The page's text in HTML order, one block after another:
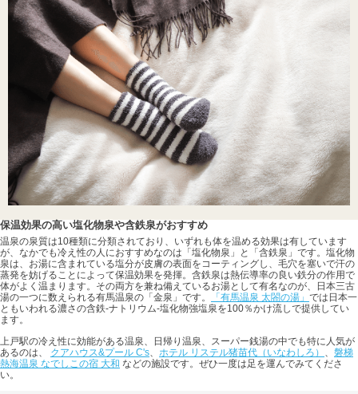
保温効果の高い塩化物泉や含鉄泉がおすすめ
温泉の泉質は10種類に分類されており、いずれも体を温める効果は有しています
が、なかでも冷え性の人におすすめなのは「塩化物泉」と「含鉄泉」です。塩化物
泉は、お湯に含まれている塩分が皮膚の表面をコーティングし、毛穴を塞いで汗の
蒸発を妨げることによって保温効果を発揮。含鉄泉は熱伝導率の良い鉄分の作用で
体がよく温まります。その両方を兼ね備えているお湯として有名なのが、日本三古
湯の一つに数えられる有馬温泉の「金泉」です。
「有馬温泉 太閤の湯」 では日本一
ともいわれる濃さの含鉄-ナトリウム-塩化物強塩泉を100％かけ流しで提供してい
ます。
上戸駅の冷え性に効能がある温泉、日帰り温泉、スーパー銭湯の中でも特に人気が
あるのは、 クアハウス&プール C's ホテル リステル猪苗代（いなわしろ）
磐梯
熱海温泉 なでしこの宿 大和 などの施設です。ぜひ一度は足を運んでみてくださ
い。